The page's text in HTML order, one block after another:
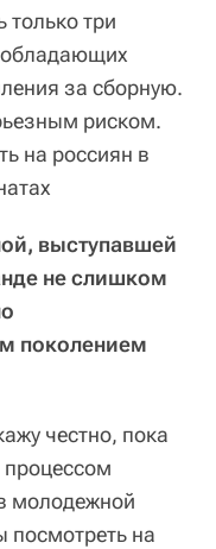
только три
обладающих
за сборную.
риском.
на россиян в
выступавшей
не слишком
поколением
честно, пока
процессом
молодежной
посмотреть на